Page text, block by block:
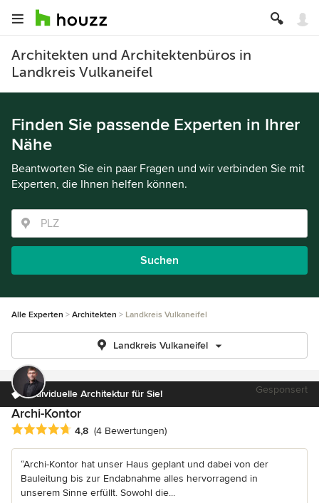
Architekten und Architektenbüros in
Landkreis Vulkaneifel
Finden Sie passende Experten in Ihrer
Nähe
Beantworten Sie ein paar Fragen und wir verbinden Sie mit
Experten, die Ihnen helfen können.
Suchen
Alle Experten Architekten Landkreis Vulkaneifel
Landkreis Vulkaneifel
Individuelle Architektur für Sie! Gesponsert
Archi-Kontor
Durchschnittliche Bewertung: 4.8 von 5 Sternen
4,8 (4 Bewertungen)
“Archi-Kontor hat unser Haus geplant und dabei von der
Bauleitung bis zur Endabnahme alles hervorragend in
unserem Sinne erfüllt. Sowohl die...